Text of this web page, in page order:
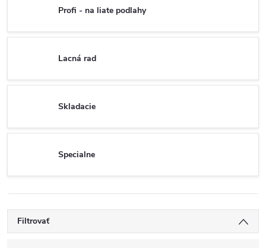
Profi - na liate podlahy
Lacná rad
Skladacie
Specialne
Filtrovať